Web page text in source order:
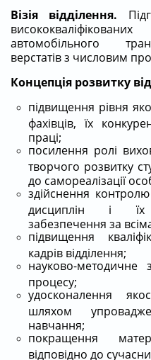
Візія відділення.
автомобільного
верстатів з числовим
Концепція розвитку
підвищення рівня
фахівців, їх
праці;
посилення ролі
творчого розвитку
до самореалізації
здійснення
дисциплін і їх
забезпечення за
підвищення
кадрів відділення;
науково-методичне
процесу;
удосконалення
шляхом
навчання;
покращення
відповідно до